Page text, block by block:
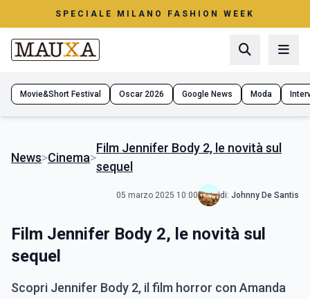
SPECIALE MILANO FASHION WEEK
Movie&Short Festival Oscar 2026 Google News Moda
News>Cinema>
Film Jennifer Body 2, le novità sul
sequel
05 marzo 2025 10:00 di: Johnny De Santis
Film Jennifer Body 2, le novità sul
sequel
Scopri Jennifer Body 2, il film horror con Amanda